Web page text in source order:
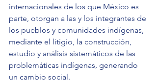
internacionales de los que México es
parte, otorgan a las y los integrantes de
los pueblos y comunidades indígenas,
mediante el litigio, la construcción,
estudio y análisis sistemáticos de las
problemáticas indígenas, generando
un cambio social.